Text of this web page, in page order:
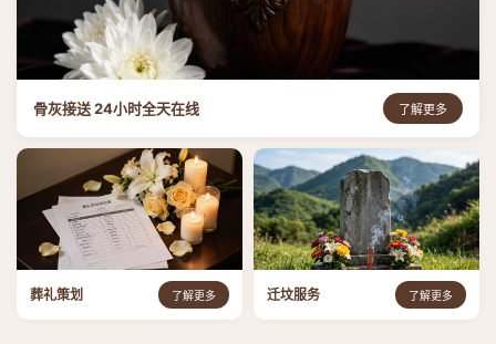
骨灰接送 24小时全天在线 了解更多
葬礼策划 了解更多 迁坟服务 了解更多